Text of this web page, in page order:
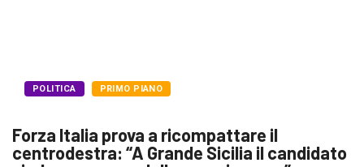
POLITICA PRIMO PIANO
Forza Italia prova a ricompattare il
centrodestra: “A Grande Sicilia il candidato